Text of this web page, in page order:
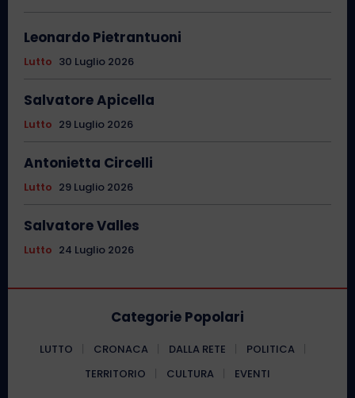
Leonardo Pietrantuoni
Lutto 30 Luglio 2026
Salvatore Apicella
Lutto 29 Luglio 2026
Antonietta Circelli
Lutto 29 Luglio 2026
Salvatore Valles
Lutto 24 Luglio 2026
Categorie Popolari
LUTTO CRONACA DALLA RETE
POLITICA
TERRITORIO
CULTURA EVENTI